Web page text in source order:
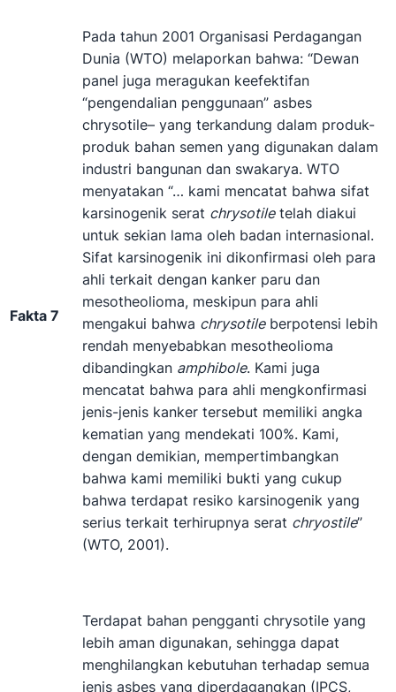
Fakta 7
Pada tahun 2001 Organisasi Perdagangan
Dunia (WTO) melaporkan bahwa: “Dewan
panel juga meragukan keefektifan
“pengendalian penggunaan” asbes
chrysotile– yang terkandung dalam produk-
produk bahan semen yang digunakan dalam
industri bangunan dan swakarya. WTO
menyatakan “… kami mencatat bahwa sifat
karsinogenik serat chrysotiletelah diakui
untuk sekian lama oleh badan internasional.
Sifat karsinogenik ini dikonfirmasi oleh para
ahli terkait dengan kanker paru dan
mesotheolioma, meskipun para ahli
mengakui bahwa chrysotileberpotensi lebih
rendah menyebabkan mesotheolioma
dibandingkan amphibole. Kami juga
mencatat bahwa para ahli mengkonfirmasi
jenis-jenis kanker tersebut memiliki angka
kematian yang mendekati 100%. Kami,
dengan demikian, mempertimbangkan
bahwa kami memiliki bukti yang cukup
bahwa terdapat resiko karsinogenik yang
serius terkait terhirupnya serat chryostile”
(WTO, 2001).
Terdapat bahan pengganti chrysotile yang
lebih aman digunakan, sehingga dapat
menghilangkan kebutuhan terhadap semua
jenis asbes yang diperdagangkan (IPCS,